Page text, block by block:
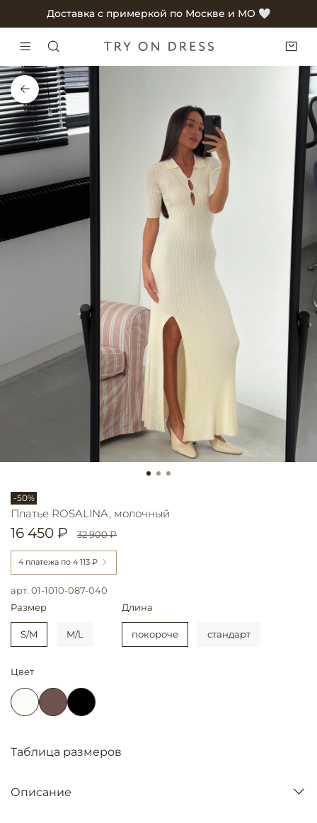
Доставка с примеркой по Москве и МО 🤍
-50%
арт. 01-1010-087-040
Платье ROSALINA, молочный
16 450 ₽ 32 900 ₽
4 платежа по 4 113 ₽
Размер
S/M M/L
Длина
покороче стандарт
Цвет
Таблица размеров
Описание